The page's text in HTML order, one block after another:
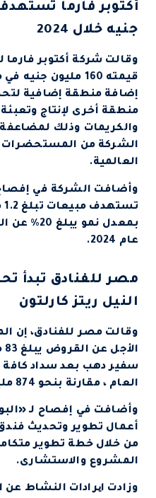
جنيه خلال 2024
وقالت شركة أكتوبر فارما
قيمته 160 مليون
إضافة منطقة إضافية
منطقة أخرى لإنتاج
والكريمات وذلك لمضاعفة
الشركة من المستحضرات
العالمية.
وأضافت الشركة في إفصاح
بمعدل نمو
عام 2024.
مصر للفنادق تبدأ
النيل ريتز كارلتون
وقالت مصر للفنادق، إن
سفير دهب بعد سداد كافة
العام ، مقارنة بنحو 874 مليون جنيه في العام السابق.
وأضافت في إفصاح لـ
أعمال تطوير وتحديث فندق
من خلال خطة تطوير
المشروع والاستشارى.